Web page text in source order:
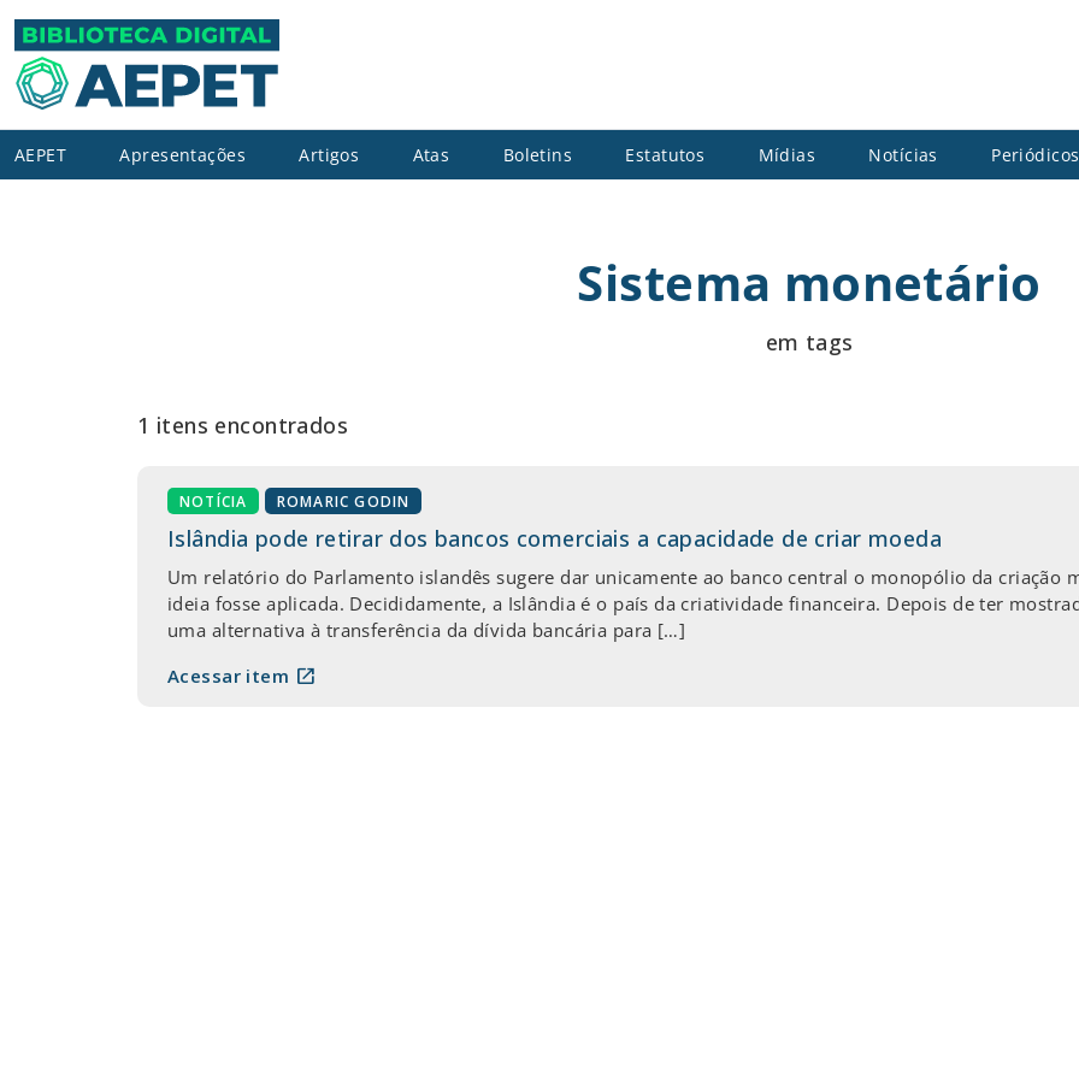
AEPET Apresentações Artigos Atas Boletins Estatutos Mídias Notícias Periódicos
Sistema monetário
em tags
1 itens encontrados
NOTÍCIA ROMARIC GODIN
Islândia pode retirar dos bancos comerciais a capacidade de criar moeda
Um relatório do Parlamento islandês sugere dar unicamente ao banco central o monopólio da criação
ideia fosse aplicada. Decididamente, a Islândia é o país da criatividade financeira. Depois de ter
uma alternativa à transferência da dívida bancária para […]
Acessar item open_in_new